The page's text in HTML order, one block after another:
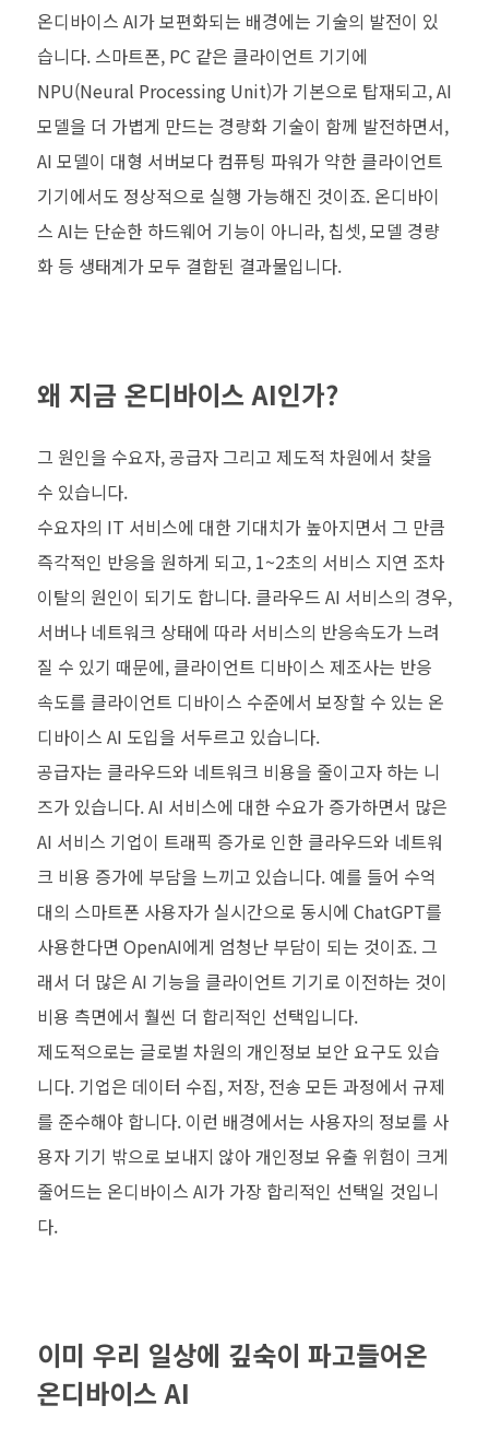
온디바이스 AI가 보편화되는 배경에는 기술의 발전이 있
습니다. 스마트폰, PC 같은 클라이언트 기기에
NPU(Neural Processing Unit)가 기본으로 탑재되고, AI
모델을 더 가볍게 만드는 경량화 기술이 함께 발전하면서,
AI 모델이 대형 서버보다 컴퓨팅 파워가 약한 클라이언트
기기에서도 정상적으로 실행 가능해진 것이죠. 온디바이
스 AI는 단순한 하드웨어 기능이 아니라, 칩셋, 모델 경량
화 등 생태계가 모두 결합된 결과물입니다.
왜 지금 온디바이스 AI인가?
그 원인을 수요자, 공급자 그리고 제도적 차원에서 찾을
수 있습니다.
수요자의 IT 서비스에 대한 기대치가 높아지면서 그 만큼
즉각적인 반응을 원하게 되고, 1~2초의 서비스 지연 조차
이탈의 원인이 되기도 합니다. 클라우드 AI 서비스의 경우,
서버나 네트워크 상태에 따라 서비스의 반응속도가 느려
질 수 있기 때문에, 클라이언트 디바이스 제조사는 반응
속도를 클라이언트 디바이스 수준에서 보장할 수 있는 온
디바이스 AI 도입을 서두르고 있습니다.
공급자는 클라우드와 네트워크 비용을 줄이고자 하는 니
즈가 있습니다. AI 서비스에 대한 수요가 증가하면서 많은
AI 서비스 기업이 트래픽 증가로 인한 클라우드와 네트워
크 비용 증가에 부담을 느끼고 있습니다. 예를 들어 수억
대의 스마트폰 사용자가 실시간으로 동시에 ChatGPT를
사용한다면 OpenAI에게 엄청난 부담이 되는 것이죠. 그
래서 더 많은 AI 기능을 클라이언트 기기로 이전하는 것이
비용 측면에서 훨씬 더 합리적인 선택입니다.
제도적으로는 글로벌 차원의 개인정보 보안 요구도 있습
니다. 기업은 데이터 수집, 저장, 전송 모든 과정에서 규제
를 준수해야 합니다. 이런 배경에서는 사용자의 정보를 사
용자 기기 밖으로 보내지 않아 개인정보 유출 위험이 크게
줄어드는 온디바이스 AI가 가장 합리적인 선택일 것입니
다.
이미 우리 일상에 깊숙이 파고들어온
온디바이스 AI